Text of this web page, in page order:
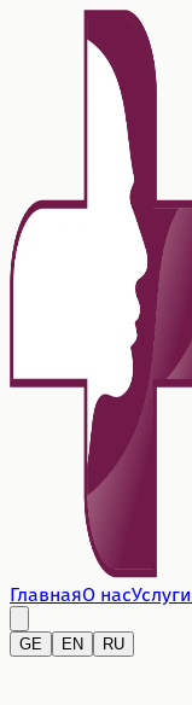
ГлавнаяО насУслуги
GE EN RU